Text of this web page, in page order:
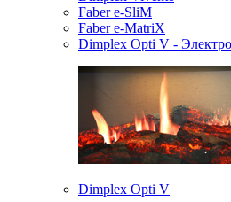
Faber e-SliM
Faber e-MatriX
Dimplex Opti V -
Dimplex Opti V